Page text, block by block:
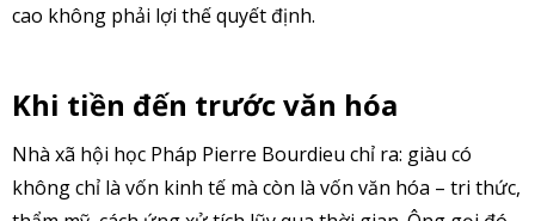
cao không phải lợi thế quyết định.
Khi tiền đến trước văn hóa
Nhà xã hội học Pháp Pierre Bourdieu chỉ ra: giàu có
không chỉ là vốn kinh tế mà còn là vốn văn hóa – tri thức,